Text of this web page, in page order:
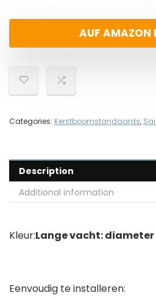
AUF AMAZON
Categories: Kerstboomstandaards,
Description
Additional information
Kleur:Lange vacht: diameter
Eenvoudig te installeren: